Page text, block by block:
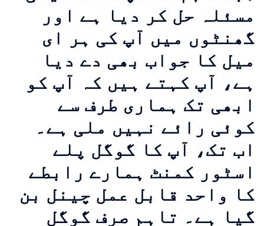
مسئلہ حل کر دیا ہے اور
گھنٹوں میں آپ کی ہر ای
میل کا جواب بھی دے دیا
ہے، آپ کہتے ہیں کہ آپ کو
ابھی تک ہماری طرف سے
کوئی رائے نہیں ملی ہے۔
اب تک، آپ کا گوگل پلے
اسٹور کمنٹ ہمارے رابطے
کا واحد قابل عمل چینل بن
گیا ہے۔ تاہم صرف گوگل